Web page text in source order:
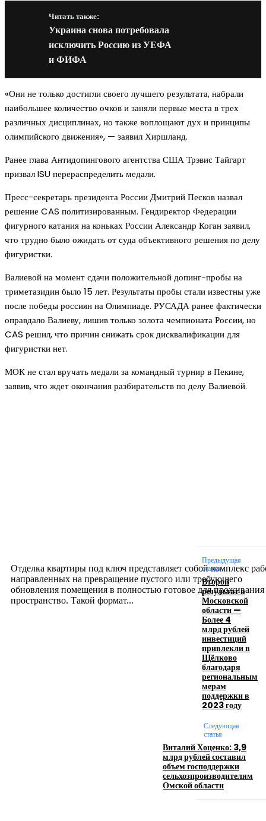
Читать также:
Украина снова потребовала
исключить Россию из УЕФА
и ФИФА
«Они не только достигли своего лучшего результата, набрали
наибольшее количество очков и заняли первые места в трех
различных дисциплинах, но также воплощают дух и принципы
олимпийского движения», — заявил Хиршланд.
Ранее глава Антидопингового агентства США Трэвис Тайгарт
призвал ISU перераспределить медали.
Пресс-секретарь президента России Дмитрий Песков назвал
решение CAS политизированным. Гендиректор Федерации
фигурного катания на коньках России Александр Коган заявил,
что трудно было ожидать от суда объективного решения по делу
фигуристки.
Валиевой на момент сдачи положительной допинг-пробы на
триметазидин было 15 лет. Результаты пробы стали известны уже
после победы россиян на Олимпиаде. РУСАДА ранее фактически
оправдало Валиеву, лишив только золота чемпионата России, но
CAS решил, что причин снижать срок дисквалификации для
фигуристки нет.
МОК не стал вручать медали за командный турнир в Пекине,
заявив, что ждет окончания разбирательств по делу Валиевой.
Отделка квартиры под ключ представляет собой комплекс
направленных на превращение пустого или требующего
обновления помещения в полностью готовое для проживания
пространство. Такой формат...
Производство полиэтиленовых пакетов с
логотипом: эффективный инструмент бренда
Девушка в бокале: легендарный номер бурлеска
Предыдущая
статья
Второй
результат в
Московской
области —
Более 4
млрд рублей
инвестиций
привлекли в
Щёлково
благодаря
региональным
мерам
поддержки в
2023 году
Следующая
статья
Виталий Хоценко: 3,9
млрд рублей составил
объем господдержки
сельхозпроизводителям
Омской области